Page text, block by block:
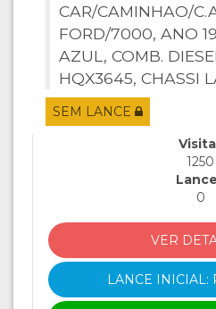
CAR/CAMINHAO/
FORD/7000, ANO
AZUL, COMB.
HQX3645, CHASSI
MOTOR 2290601603.
SEM LANCE
1250
0
VER
LANCE INICIAL: